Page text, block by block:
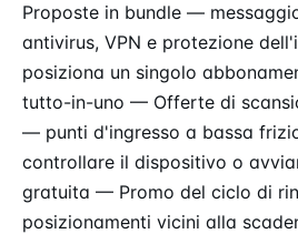
Proposte in bundle —
antivirus, VPN e protezione
posiziona un singolo
tutto-in-uno — Offerte di
— punti d'ingresso a bassa
controllare il dispositivo o
gratuita — Promo del ciclo di
posizionamenti vicini alla